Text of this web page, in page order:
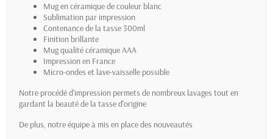
Mug en céramique de couleur blanc
Sublimation par impression
Contenance de la tasse 300ml
Finition brillante
Mug qualité céramique AAA
Impression en France
Micro-ondes et lave-vaisselle possible
Notre procédé d'impression permets de nombreux lavages tout en
gardant la beauté de la tasse d'origine
De plus, notre équipe à mis en place des nouveautés